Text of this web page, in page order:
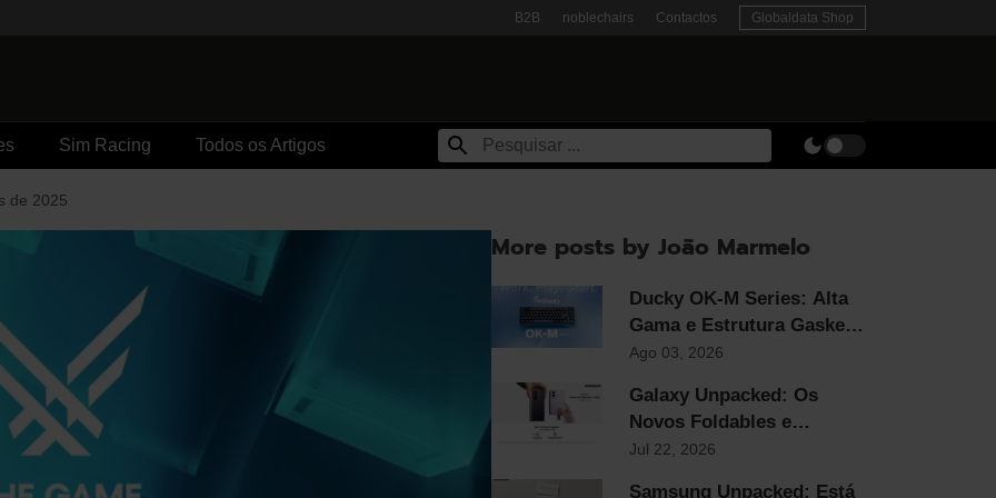
B2B noblechairs Contactos Globaldata Shop
Sim Racing Todos os Artigos
de 2025
More posts by João Marmelo
Ducky OK-M Series: Alta
Gama e Estrutura Gasket
ao Preço Mais
Ago 03, 2026
Galaxy Unpacked: Os
Novos Foldables e
Smartwatches Samsung já
Jul 22, 2026
Samsung Unpacked: Está